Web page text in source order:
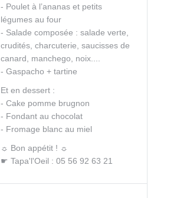
- Poulet à l’ananas et petits
légumes au four
- Salade composée : salade verte,
crudités, charcuterie, saucisses de
canard, manchego, noix....
- Gaspacho + tartine
Et en dessert :
- Cake pomme brugnon
- Fondant au chocolat
- Fromage blanc au miel
☼ Bon appétit ! ☼
☛ Tapa'l'Oeil : 05 56 92 63 21